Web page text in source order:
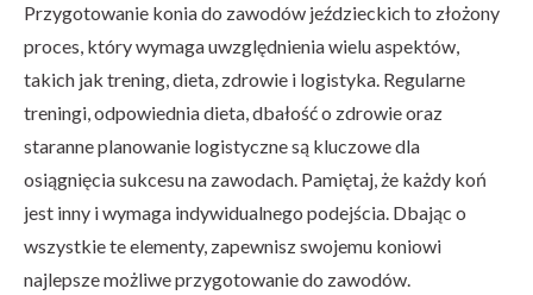
Przygotowanie konia do zawodów jeździeckich to złożony
proces, który wymaga uwzględnienia wielu aspektów,
takich jak trening, dieta, zdrowie i logistyka. Regularne
treningi, odpowiednia dieta, dbałość o zdrowie oraz
staranne planowanie logistyczne są kluczowe dla
osiągnięcia sukcesu na zawodach. Pamiętaj, że każdy koń
jest inny i wymaga indywidualnego podejścia. Dbając o
wszystkie te elementy, zapewnisz swojemu koniowi
najlepsze możliwe przygotowanie do zawodów.